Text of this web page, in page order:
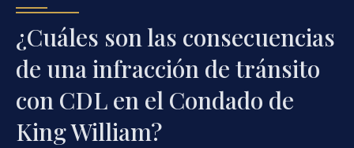
¿Cuáles son las consecuencias
de una infracción de tránsito
con CDL en el Condado de
King William?